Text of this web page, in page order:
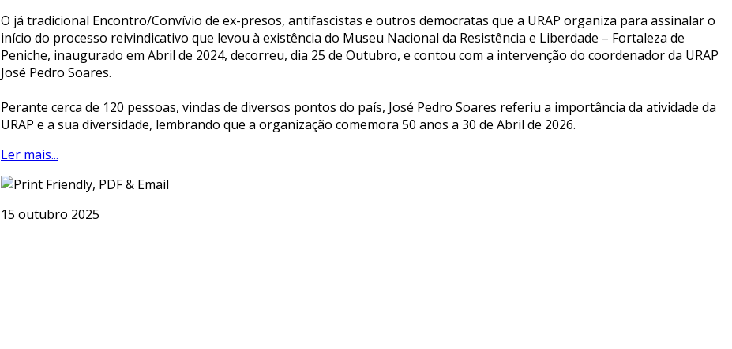
O já tradicional Encontro/Convívio de ex-presos, antifascistas e outros democratas que a URAP organiza para assinalar o
início do processo reivindicativo que levou à existência do Museu Nacional da Resistência e Liberdade – Fortaleza de
Peniche, inaugurado em Abril de 2024, decorreu, dia 25 de Outubro, e contou com a intervenção do coordenador da URAP
José Pedro Soares.
Perante cerca de 120 pessoas, vindas de diversos pontos do país, José Pedro Soares referiu a importância da atividade da
URAP e a sua diversidade, lembrando que a organização comemora 50 anos a 30 de Abril de 2026.
Ler mais...
15 outubro 2025